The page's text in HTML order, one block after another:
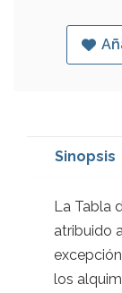
Sinopsis
La Tabla
atribuido
los